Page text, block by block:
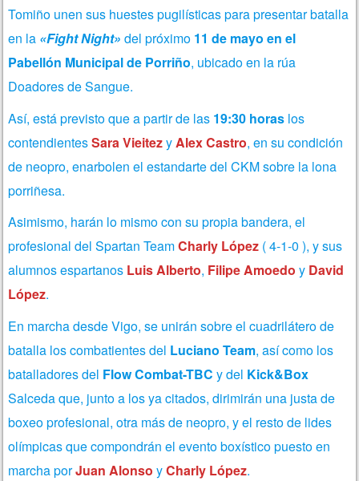
Tomiño unen sus huestes pugilísticas para presentar batalla
en la «Fight Night» del próximo 11 de mayo en el
Pabellón Municipal de Porriño, ubicado en la rúa
Doadores de Sangue.
Así, está previsto que a partir de las 19:30 horas los
contendientesSara Vieitezy Alex Castro, en su condición
de neopro, enarbolen el estandarte del CKM sobre la lona
porriñesa.
Asimismo, harán lo mismo con su propia bandera, el
profesional del Spartan TeamCharly López ( 4-1-0 ), y sus
alumnos espartanos Luis Alberto, Filipe Amoedo y David
López.
En marcha desde Vigo, se unirán sobre el cuadrilátero de
batalla los combatientes del Luciano Team, así como los
batalladores del Flow Combat-TBC y del Kick&Box
Salceda que, junto a los ya citados, dirimirán una justa de
boxeo profesional, otra más de neopro, y el resto de lides
olímpicas que compondrán el evento boxístico puesto en
marcha porJuan Alonso yCharly López.